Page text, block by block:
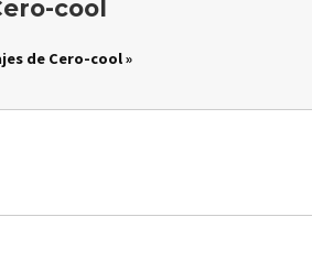
cool
de Cero-cool »